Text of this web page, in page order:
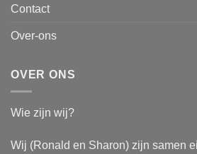
Contact
Over-ons
OVER ONS
Wie zijn wij?
Wij (Ronald en Sharon) zijn samen